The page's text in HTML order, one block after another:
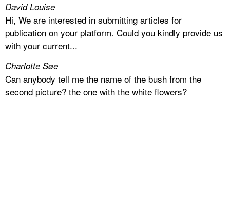
David Louise
Hi, We are interested in submitting articles for
publication on your platform. Could you kindly provide us
with your current...
Charlotte Søe
Can anybody tell me the name of the bush from the
second picture? the one with the white flowers?